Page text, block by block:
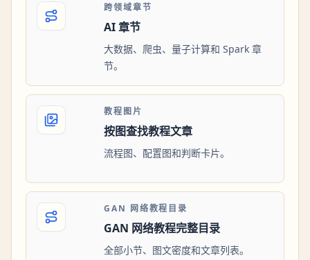
跨领域章节
AI 章节
大数据、爬虫、量子计算和 Spark 章
节。
教程图片
按图查找教程文章
流程图、配置图和判断卡片。
GAN 网络教程目录
GAN 网络教程完整目录
全部小节、图文密度和文章列表。